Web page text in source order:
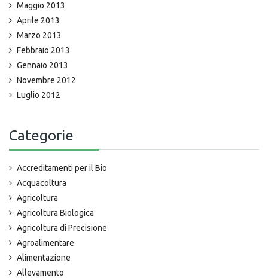
Maggio 2013
Aprile 2013
Marzo 2013
Febbraio 2013
Gennaio 2013
Novembre 2012
Luglio 2012
Categorie
Accreditamenti per il Bio
Acquacoltura
Agricoltura
Agricoltura Biologica
Agricoltura di Precisione
Agroalimentare
Alimentazione
Allevamento